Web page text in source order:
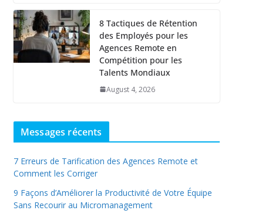
8 Tactiques de Rétention
des Employés pour les
Agences Remote en
Compétition pour les
Talents Mondiaux
August 4, 2026
Messages récents
7 Erreurs de Tarification des Agences Remote et
Comment les Corriger
9 Façons d’Améliorer la Productivité de Votre Équipe
Sans Recourir au Micromanagement